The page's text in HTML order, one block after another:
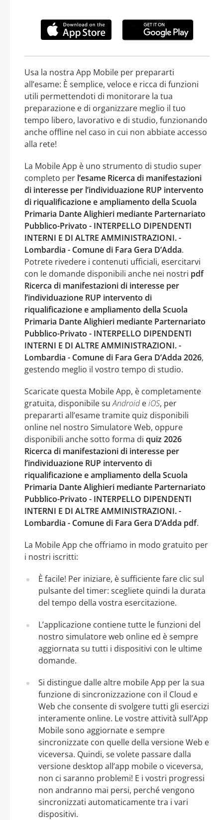
Usa la nostra App Mobile per prepararti
all’esame: È semplice, veloce e ricca di funzioni
utili permettendoti di monitorare la tua
preparazione e di organizzare meglio il tuo
tempo libero, lavorativo e di studio, funzionando
anche offline nel caso in cui non abbiate accesso
alla rete!
La Mobile App è uno strumento di studio super
completo per l’esame Ricerca di manifestazioni
di interesse per l’individuazione RUP intervento
di riqualificazione e ampliamento della Scuola
Primaria Dante Alighieri mediante Parternariato
Pubblico-Privato - INTERPELLO DIPENDENTI
INTERNI E DI ALTRE AMMINISTRAZIONI. -
Lombardia - Comune di Fara Gera D’Adda.
Potrete rivedere i contenuti ufficiali, esercitarvi
con le domande disponibili anche nei nostri pdf
Ricerca di manifestazioni di interesse per
l’individuazione RUP intervento di
riqualificazione e ampliamento della Scuola
Primaria Dante Alighieri mediante Parternariato
Pubblico-Privato - INTERPELLO DIPENDENTI
INTERNI E DI ALTRE AMMINISTRAZIONI. -
Lombardia - Comune di Fara Gera D’Adda 2026,
gestendo meglio il vostro tempo di studio.
Scaricate questa Mobile App, è completamente
gratuita, disponibile suAndroideiOS, per
prepararti all’esame tramite quiz disponibili
online nel nostro Simulatore Web, oppure
disponibili anche sotto forma di quiz 2026
Ricerca di manifestazioni di interesse per
l’individuazione RUP intervento di
riqualificazione e ampliamento della Scuola
Primaria Dante Alighieri mediante Parternariato
Pubblico-Privato - INTERPELLO DIPENDENTI
INTERNI E DI ALTRE AMMINISTRAZIONI. -
Lombardia - Comune di Fara Gera D’Adda pdf.
La Mobile App che offriamo in modo gratuito per
i nostri iscritti:
È facile! Per iniziare, è sufficiente fare clic sul
pulsante del timer: scegliete quindi la durata
del tempo della vostra esercitazione.
L’applicazione contiene tutte le funzioni del
nostro simulatore web online ed è sempre
aggiornata su tutti i dispositivi con le ultime
domande.
Si distingue dalle altre mobile App per la sua
funzione di sincronizzazione con il Cloud e
Web che consente di svolgere tutti gli esercizi
interamente online. Le vostre attività sull’App
Mobile sono aggiornate e sempre
sincronizzate con quelle della versione Web e
viceversa. Quindi, se volete passare dalla
versione desktop all’app mobile o viceversa,
non ci saranno problemi! E i vostri progressi
non andranno mai persi, perché vengono
sincronizzati automaticamente tra i vari
dispositivi.